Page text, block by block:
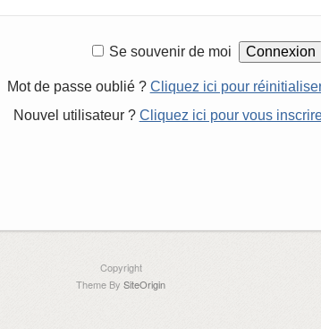
Se souvenir de moi
Mot de passe oublié ? Cliquez ici pour
Nouvel utilisateur ? Cliquez ici pour vous
Copyright
Theme By SiteOrigin